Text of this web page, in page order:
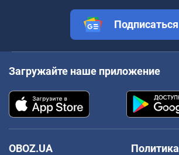
Подписаться
Загружайте наше приложение
OBOZ.UA
Политика